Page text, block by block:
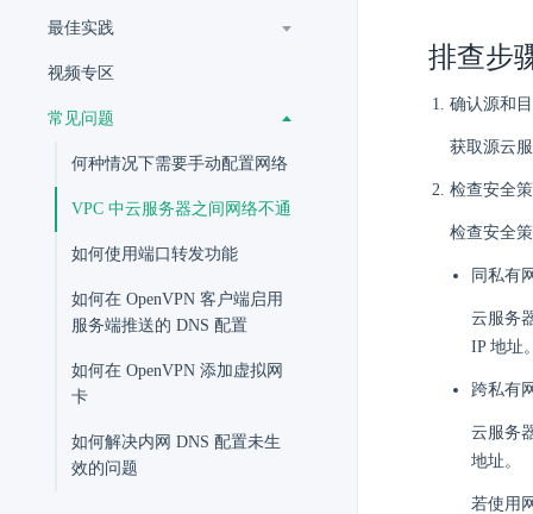
最佳实践
视频专区
常见问题
何种情况下需要手动配置网络
VPC 中云服务器之间网络不通
如何使用端口转发功能
如何在 OpenVPN 客户端启用
服务端推送的 DNS 配置
如何在 OpenVPN 添加虚拟网
卡
如何解决内网 DNS 配置未生
效的问题
排查步
确认源和
获取源云
检查安全
检查安全
同私有
云服务
IP 地址。
跨私有
云服务
地址。
若使用